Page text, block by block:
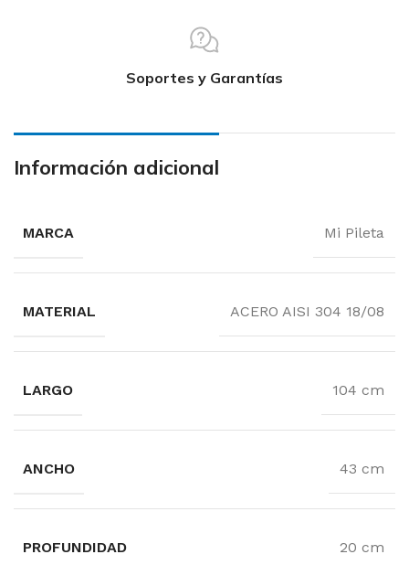
Soportes y Garantías
Información adicional
MARCA Mi Pileta
MATERIAL ACERO AISI 304 18/08
LARGO 104 cm
ANCHO 43 cm
PROFUNDIDAD 20 cm